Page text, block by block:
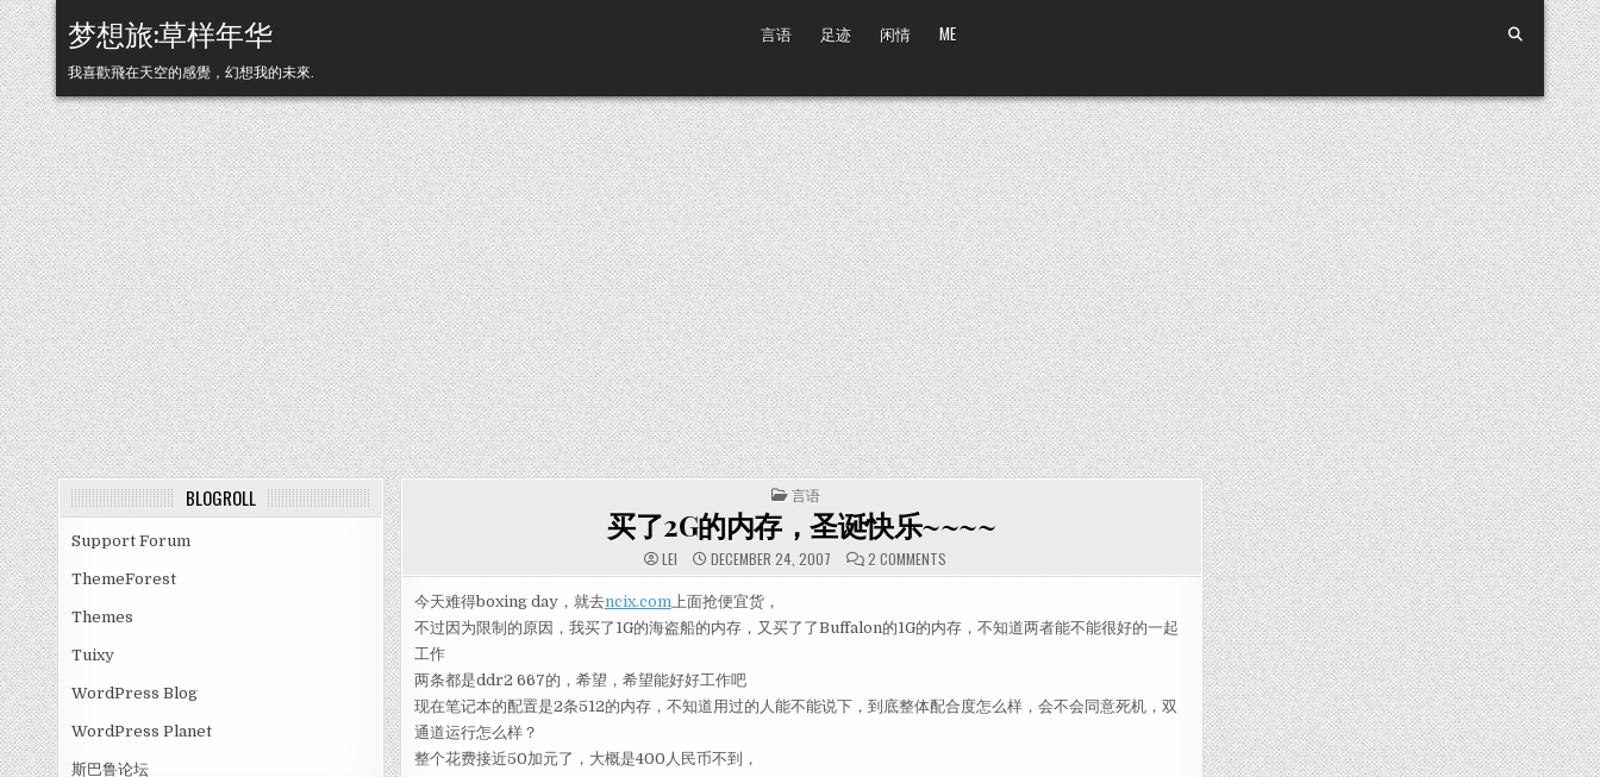
Skip to content
梦想旅:草样年华
我喜歡飛在天空的感覺，幻想我的未來.
言语 足迹 闲情 ME
BLOGROLL
Support Forum
ThemeForest
Themes
Tuixy
WordPress Blog
WordPress Planet
斯巴鲁论坛
POSTED IN
言语
买了2G的内存，圣诞快乐~~~~
LEI DECEMBER 24, 2007 2 COMMENTS
今天难得boxing day，就去ncix.com上面抢便宜货，
不过因为限制的原因，我买了1G的海盗船的内存，又买了了Buffalon的1G的内存，不知道两者能不能很好的一起
工作
两条都是ddr2 667的，希望，希望能好好工作吧
现在笔记本的配置是2条512的内存，不知道用过的人能不能说下，到底整体配合度怎么样，会不会同意死机，双
通道运行怎么样？
整个花费接近50加元了，大概是400人民币不到，